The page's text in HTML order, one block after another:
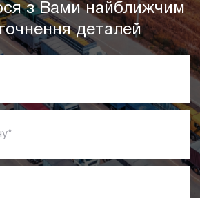
з Вами найближчим
деталей